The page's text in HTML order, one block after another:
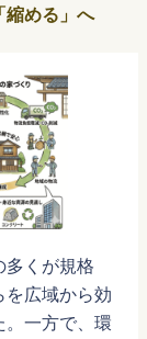
縮める」へ
多くが規格
広域から効
一方で、環